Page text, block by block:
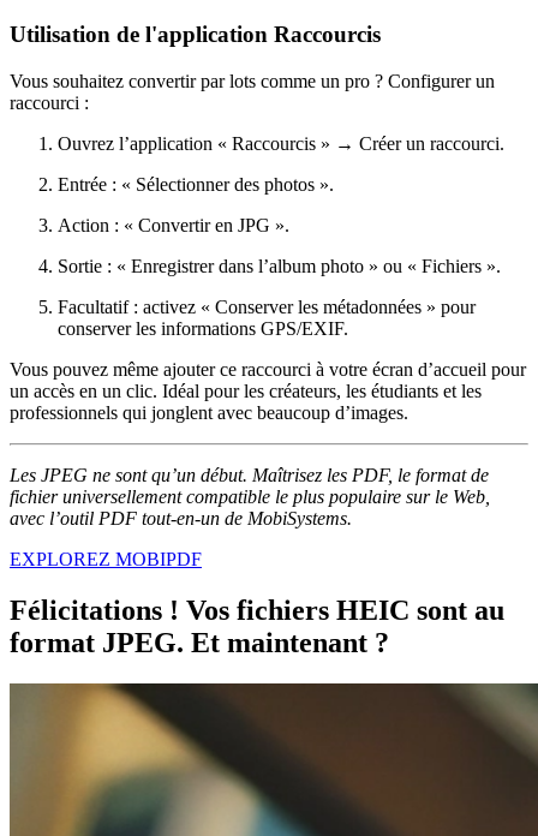
Utilisation de l'application Raccourcis
Vous souhaitez convertir par lots comme un pro ? Configurer un
raccourci :
Ouvrez l’application « Raccourcis » → Créer un raccourci.
Entrée : « Sélectionner des photos ».
Action : « Convertir en JPG ».
Sortie : « Enregistrer dans l’album photo » ou « Fichiers ».
Facultatif : activez « Conserver les métadonnées » pour
conserver les informations GPS/EXIF.
Vous pouvez même ajouter ce raccourci à votre écran d’accueil pour
un accès en un clic. Idéal pour les créateurs, les étudiants et les
professionnels qui jonglent avec beaucoup d’images.
Les JPEG ne sont qu’un début. Maîtrisez les PDF, le format de
fichier universellement compatible le plus populaire sur le Web,
avec l’outil PDF tout-en-un de MobiSystems.
EXPLOREZ MOBIPDF
Félicitations ! Vos fichiers HEIC sont au
format JPEG. Et maintenant ?